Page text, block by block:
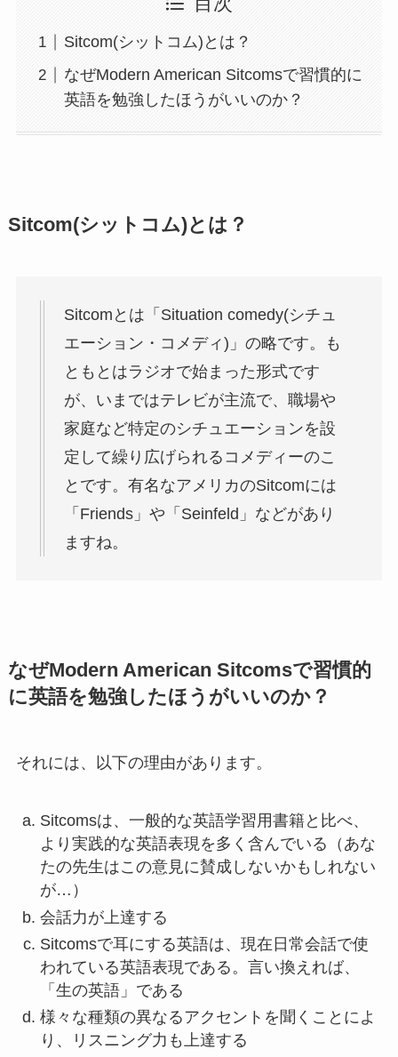
Sitcom(シットコム)とは？
なぜModern American Sitcomsで習慣的に
英語を勉強したほうがいいのか？
Sitcom(シットコム)とは？
Sitcomとは「Situation comedy(シチュ
エーション・コメディ)」の略です。も
ともとはラジオで始まった形式です
が、いまではテレビが主流で、職場や
家庭など特定のシチュエーションを設
定して繰り広げられるコメディーのこ
とです。有名なアメリカのSitcomには
「Friends」や「Seinfeld」などがあり
ますね。
なぜModern American Sitcomsで習慣的
に英語を勉強したほうがいいのか？
それには、以下の理由があります。
Sitcomsは、一般的な英語学習用書籍と比べ、
より実践的な英語表現を多く含んでいる（あな
たの先生はこの意見に賛成しないかもしれない
が…）
会話力が上達する
Sitcomsで耳にする英語は、現在日常会話で使
われている英語表現である。言い換えれば、
「生の英語」である
様々な種類の異なるアクセントを聞くことによ
り、リスニング力も上達する